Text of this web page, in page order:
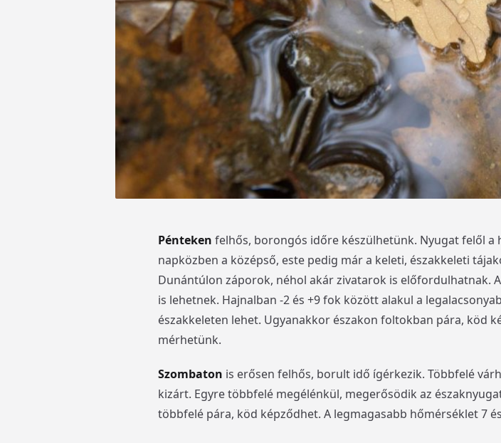
Pénteken felhős, borongós időre készülhetünk. Nyugat felől
napközben a középső, este pedig már a keleti, északkeleti
Dunántúlon záporok, néhol akár zivatarok is előfordulhatnak.
is lehetnek. Hajnalban -2 és +9 fok között alakul a
északkeleten lehet. Ugyanakkor északon foltokban pára, köd
mérhetünk.
Szombaton is erősen felhős, borult idő ígérkezik. Többfelé
kizárt. Egyre többfelé megélénkül, megerősödik az
többfelé pára, köd képződhet. A legmagasabb hőmérséklet 7